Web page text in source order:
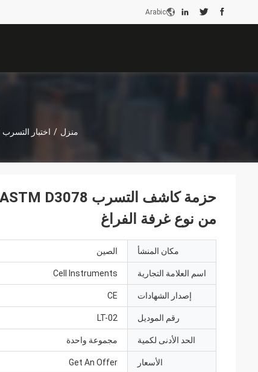
Arabic
منزل / اختبار التسرب
من نوع غرفة الفراغ
مكان المنشأ الصين
اسم العلامة التجارية Cell Instruments
إصدار الشهادات CE
رقم الموديل LT-02
الحد الأدنى لكمية مجموعة واحدة
الأسعار Get An Offer